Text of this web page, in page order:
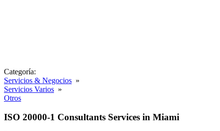
Categoría:
Servicios & Negocios »
Servicios Varios »
Otros
ISO 20000-1 Consultants Services in Miami